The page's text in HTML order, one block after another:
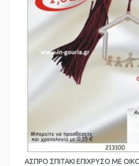
ΑΣΠΡΟ ΣΠΙΤΑΚΙ ΕΠΙΧΡΥΣΟ ΜΕ